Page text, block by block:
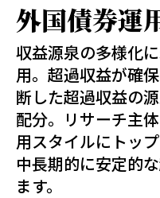
外国債券運
収益源泉の多様化
用。超過収益が確
断した超過収益の
配分。リサーチ主
用スタイルにトッ
中長期的に安定的
ます。